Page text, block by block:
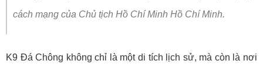
cách mạng của Chủ tịch Hồ Chí Minh Hồ Chí Minh.
K9 Đá Chông không chỉ là một di tích lịch sử, mà còn là nơi